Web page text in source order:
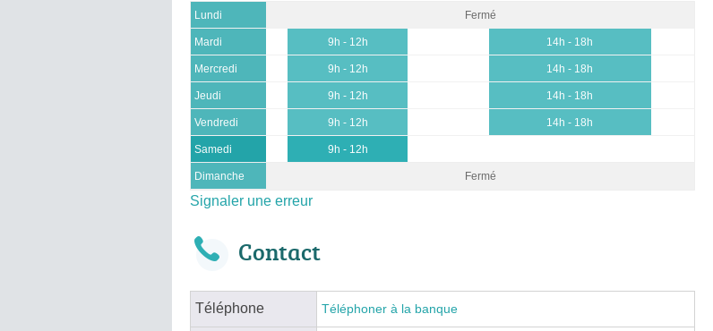
Lundi Fermé
Mardi 9h - 12h 14h - 18h
Mercredi 9h - 12h 14h - 18h
Jeudi 9h - 12h 14h - 18h
Vendredi 9h - 12h 14h - 18h
Samedi 9h - 12h
Dimanche Fermé
Signaler une erreur
Contact
Téléphone Téléphoner à la banque